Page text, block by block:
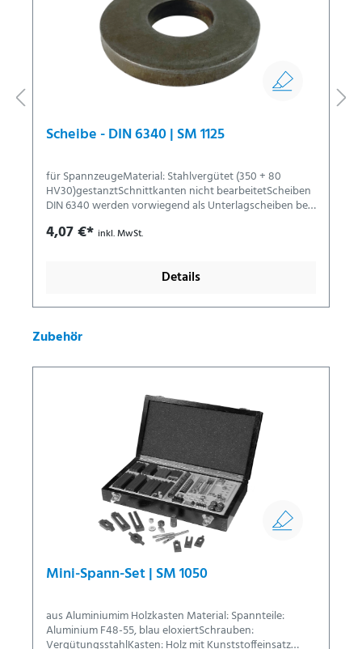
Scheibe - DIN 6340 | SM 1125
für SpannzeugeMaterial: Stahlvergütet (350 + 80
HV30)gestanztSchnittkanten nicht bearbeitetScheiben
DIN 6340 werden vorwiegend als Unterlagscheiben bei
4,07 €* inkl. MwSt.
Details
Zubehör
Mini-Spann-Set | SM 1050
aus Aluminiumim Holzkasten Material: Spannteile:
Aluminium F48-55, blau eloxiertSchrauben: